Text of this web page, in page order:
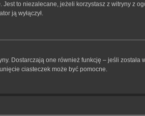
. Jest to niezalecane, jeżeli korzystasz z witryny z
ją wyłączył.
Dostarczają one również funkcję – jeśli została
ciasteczek może być pomocne.